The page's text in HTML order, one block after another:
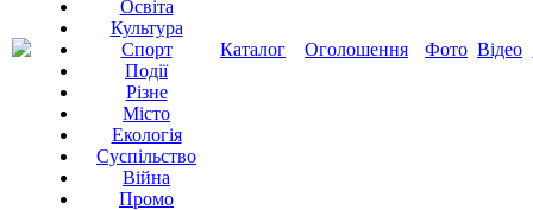
Освіта
Культура
Спорт
Події
Різне
Місто
Екологія
Суспільство
Війна
Промо
Каталог Оголошення Фото Відео